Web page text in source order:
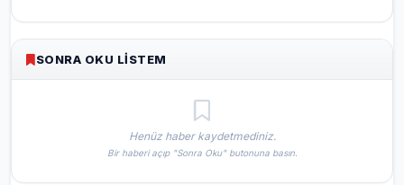
SONRA OKU LISTEM
Henüz haber kaydetmediniz.
Bir haberi açıp "Sonra Oku" butonuna basın.